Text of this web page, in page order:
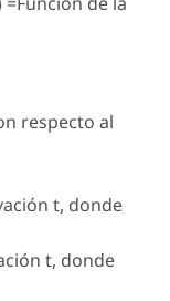
respecto al
t, donde
t, donde